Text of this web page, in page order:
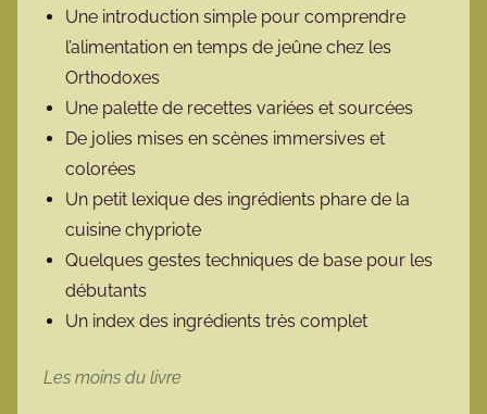
Une introduction simple pour comprendre
l’alimentation en temps de jeûne chez les
Orthodoxes
Une palette de recettes variées et sourcées
De jolies mises en scènes immersives et
colorées
Un petit lexique des ingrédients phare de la
cuisine chypriote
Quelques gestes techniques de base pour les
débutants
Un index des ingrédients très complet
Les moins du livre